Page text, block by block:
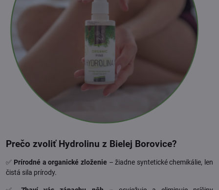
Prečo zvoliť Hydrolinu z Bielej Borovice?
✅ Prírodné a organické zloženie – žiadne syntetické chemikálie, len
čistá sila prírody.